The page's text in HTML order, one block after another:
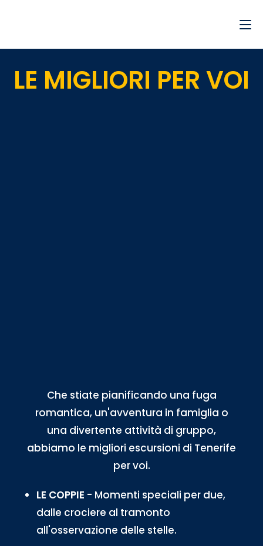
LE MIGLIORI PER VOI
Che stiate pianificando una fuga
romantica, un'avventura in famiglia o
una divertente attività di gruppo,
abbiamo le migliori escursioni di Tenerife
per voi.
LE COPPIE - Momenti speciali per due,
dalle crociere al tramonto
all'osservazione delle stelle.